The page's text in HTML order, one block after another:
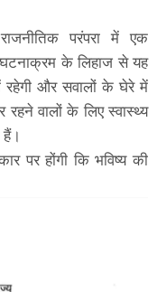
परंपरा में एक
के लिहाज से यह
और सवालों के घेरे में
रहने वालों के लिए स्वास्थ्य
हैं।
पर होंगी कि भविष्य की